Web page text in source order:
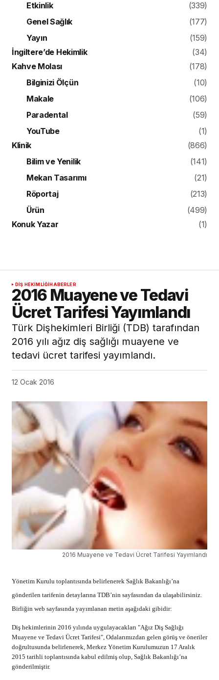
Makale
(106)
Paradental
(59)
YouTube
(1)
Klinik
(866)
(141)
Mekan Tasarımı
(21)
(213)
(499)
Konuk Yazar
(1)
DIŞ HEKIMLIĞIHABERLER
2016 Muayene ve Tedavi
Ücret Tarifesi Yayımlandı
tedavi ücret tarifesi yayımlandı.
12 Ocak 2016
2016 Muayene ve Tedavi Ücret Tarifesi Yayımlandı
Yönetim Kurulu toplantısında belirlenerek Sağlık Bakanlığı’na
gönderilen tarifenin detaylarına TDB’nin sayfasından da ulaşabilirsiniz.
Birliğin web sayfasında yayımlanan metin aşağıdaki gibidir:
Diş hekimlerinin 2016 yılında uygulayacakları "Ağız Diş Sağlığı
Muayene ve Tedavi Ücret Tarifesi", Odalarımızdan gelen görüş ve öneriler
doğrultusunda belirlenerek, Merkez Yönetim Kurulumuzun 17 Aralık
gönderilmiştir.
REKLAM
–1. Grup İllerde uygulanacak TDB Ağız Diş Sağlığı Muayene ve Tedavi
Ücret Tarifesi
–1. Grup İlçelerde uygulanacak TDB Ağız Diş Sağlığı Muayene ve